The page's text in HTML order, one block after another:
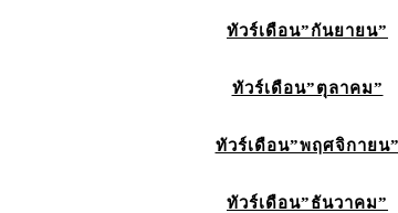
ทัวร์เดือน”กันยายน”
ทัวร์เดือน”ตุลาคม”
ทัวร์เดือน”พฤศจิกายน”
ทัวร์เดือน”ธันวาคม”